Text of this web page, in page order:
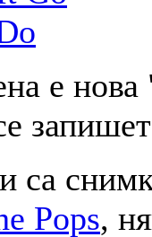
е нова
са
Pops,